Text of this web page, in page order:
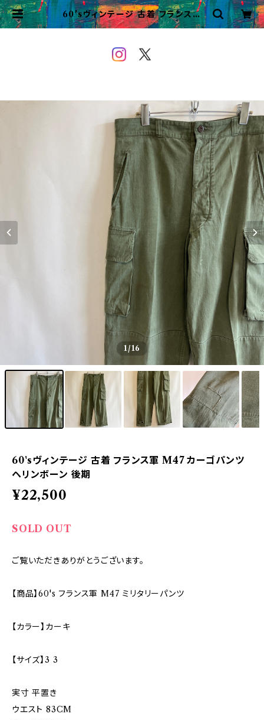
60'sヴィンテージ 古着 フランス軍
M47 カーゴパンツ ヘリンボーン 後
1/16
60'sヴィンテージ 古着 フランス軍 M47 カーゴパンツ
ヘリンボーン 後期
¥22,500
SOLD OUT
ご覧いただきありがとうございます。
【商品】60's フランス軍 M47 ミリタリーパンツ
【カラー】カーキ
【サイズ】3 3
実寸 平置き
ウエスト 83CM